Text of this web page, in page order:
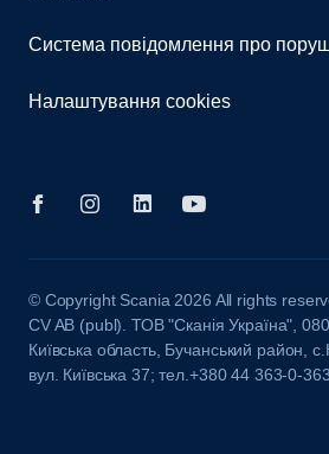
Система повідомлення про
Налаштування cookies
© Copyright Scania 2026 All rights
CV AB (publ). ТОВ "Сканія Україна",
Київська область, Бучанський район,
вул. Київська 37; тел.+380 44 363-0-363